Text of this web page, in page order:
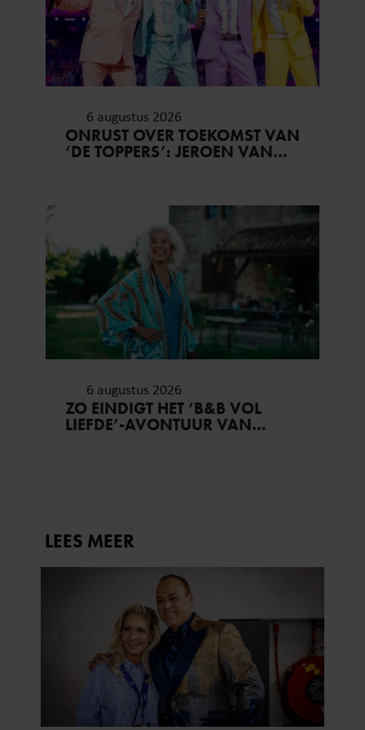
6 augustus 2026
ONRUST OVER TOEKOMST VAN
‘DE TOPPERS’: JEROEN VAN
6 augustus 2026
ZO EINDIGT HET ‘B&B VOL
LIEFDE’-AVONTUUR VAN